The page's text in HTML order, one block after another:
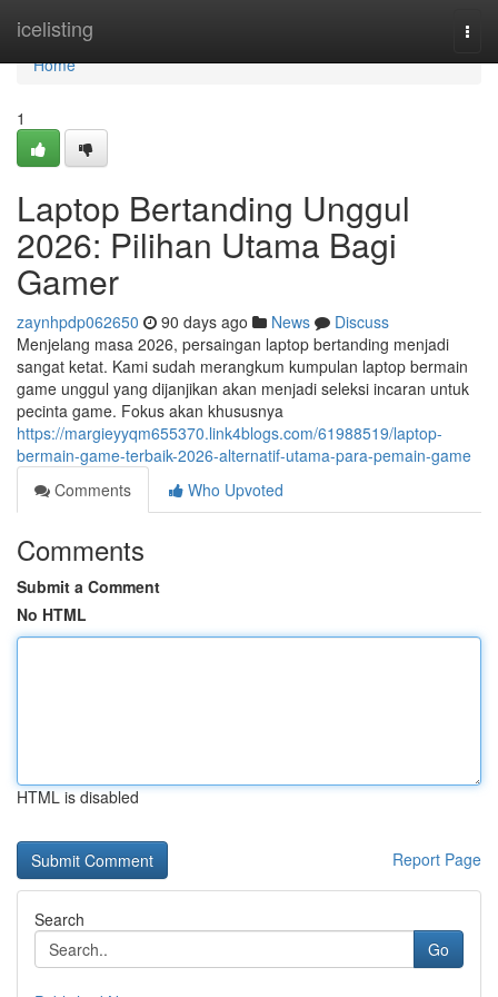
icelisting
Home
Home
1
Laptop Bertanding Unggul
2026: Pilihan Utama Bagi
Gamer
zaynhpdp062650 90 days ago News
Discuss
Menjelang masa 2026, persaingan laptop bertanding menjadi
sangat ketat. Kami sudah merangkum kumpulan laptop bermain
game unggul yang dijanjikan akan menjadi seleksi incaran untuk
pecinta game. Fokus akan khususnya
https://margieyyqm655370.link4blogs.com/61988519/laptop-
bermain-game-terbaik-2026-alternatif-utama-para-pemain-game
Comments
Who Upvoted
Comments
Submit a Comment
No HTML
HTML is disabled
Report Page
Search
Go